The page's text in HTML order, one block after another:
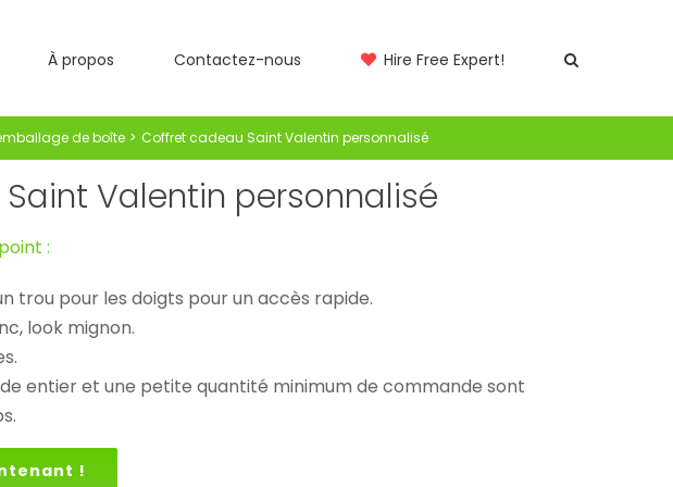
À propos Contactez-nous Hire Free Expert!
de boîte Coffret cadeau Saint Valentin personnalisé
Valentin personnalisé
:
trou pour les doigts pour un accès rapide.
look mignon.
entier et une petite quantité minimum de commande sont
!